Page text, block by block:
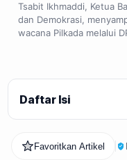
Tsabit Ikhmaddi, Ketua
dan Demokrasi,
wacana Pilkada melalui
Daftar Isi
Favoritkan Artikel